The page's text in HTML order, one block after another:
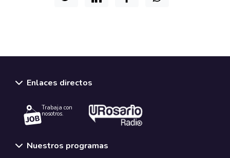
Enlaces directos
Trabaja con
nosotros.
Nuestros programas